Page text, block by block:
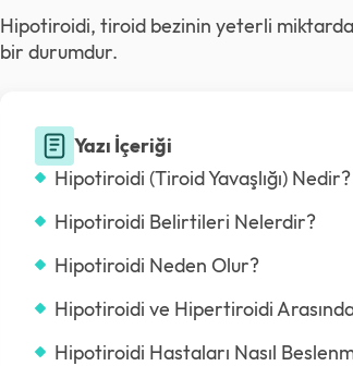
Hipotiroidi, tiroid bezinin yeterli
bir durumdur.
Yazı İçeriği
Hipotiroidi (Tiroid Yavaşlığı) Nedir?
Hipotiroidi Belirtileri Nelerdir?
Hipotiroidi Neden Olur?
Hipotiroidi ve Hipertiroidi
Hipotiroidi Hastaları Nasıl